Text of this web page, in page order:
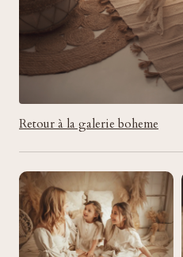
Retour à la galerie boheme